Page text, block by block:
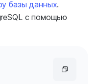
базы данных.
с помощью